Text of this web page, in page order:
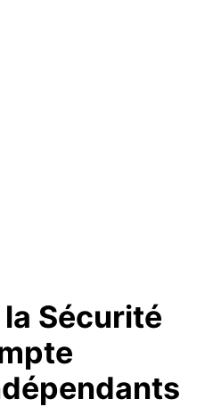
Sécurité